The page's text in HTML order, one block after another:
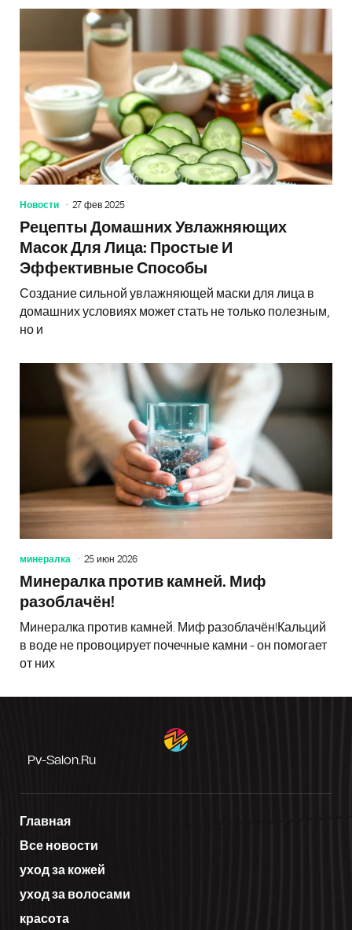
Новости 27 фев 2025
Рецепты Домашних Увлажняющих
Масок Для Лица: Простые И
Эффективные Способы
Создание сильной увлажняющей маски для лица в
домашних условиях может стать не только полезным,
но и
минералка 25 июн 2026
Минералка против камней. Миф
разоблачён!
Минералка против камней. Миф разоблачён!Кальций
в воде не провоцирует почечные камни - он помогает
от них
Pv-Salon.ru
Главная
Все новости
уход за кожей
уход за волосами
красота